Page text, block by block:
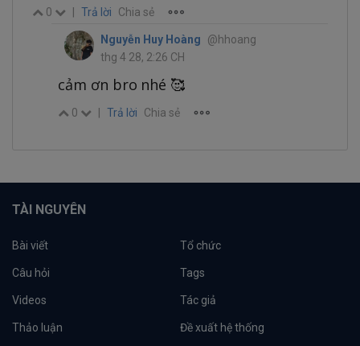
0 Trả lời Chia sẻ
Nguyễn Huy Hoàng
@hhoang
thg 4 28, 2:26 CH
cảm ơn bro nhé 🥰
0 Trả lời Chia sẻ
TÀI NGUYÊN
Bài viết Tổ chức
Câu hỏi Tags
Videos Tác giả
Thảo luận Đề xuất hệ thống